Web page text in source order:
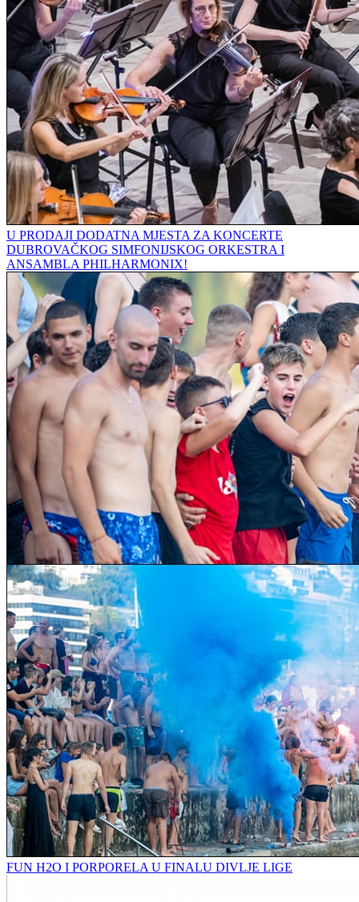
U PRODAJI DODATNA MJESTA ZA KONCERTE
DUBROVAČKOG SIMFONIJSKOG ORKESTRA I
ANSAMBLA PHILHARMONIX!
FUN H2O I PORPORELA U FINALU DIVLJE LIGE